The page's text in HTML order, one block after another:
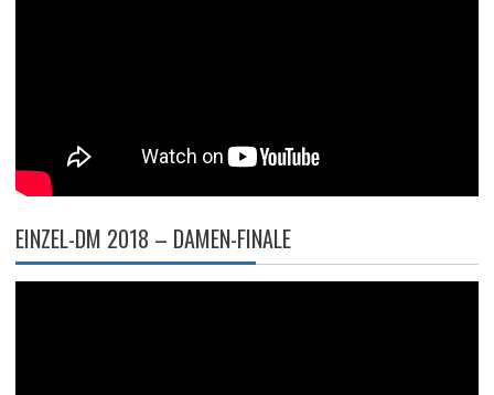
EINZEL-DM 2018 – DAMEN-FINALE